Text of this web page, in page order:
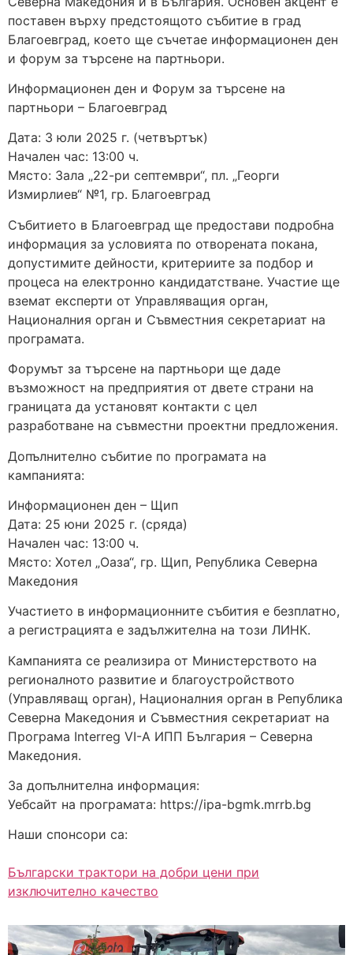
поставен върху предстоящото събитие в град
Благоевград, което ще съчетае информационен ден
и форум за търсене на партньори.
Информационен ден и Форум за търсене на
партньори – Благоевград
Дата: 3 юли 2025 г. (четвъртък)
Начален час: 13:00 ч.
Място: Зала „22-ри септември“, пл. „Георги
Измирлиев“ №1, гр. Благоевград
Събитието в Благоевград ще предостави подробна
информация за условията по отворената покана,
допустимите дейности, критериите за подбор и
процеса на електронно кандидатстване. Участие ще
вземат експерти от Управляващия орган,
Националния орган и Съвместния секретариат на
програмата.
Форумът за търсене на партньори ще даде
възможност на предприятия от двете страни на
границата да установят контакти с цел
разработване на съвместни проектни предложения.
Допълнително събитие по програмата на
кампанията:
Информационен ден – Щип
Дата: 25 юни 2025 г. (сряда)
Начален час: 13:00 ч.
Място: Хотел „Оаза“, гр. Щип, Република Северна
Македония
Участието в информационните събития е безплатно,
а регистрацията е задължителна на този ЛИНК.
Кампанията се реализира от Министерството на
регионалното развитие и благоустройството
(Управляващ орган), Националния орган в Република
Северна Македония и Съвместния секретариат на
Програма Interreg VI-A ИПП България – Северна
Македония.
За допълнителна информация:
Уебсайт на програмата: https://ipa-bgmk.mrrb.bg
Наши спонсори са:
Български трактори на добри цени при
изключително качество